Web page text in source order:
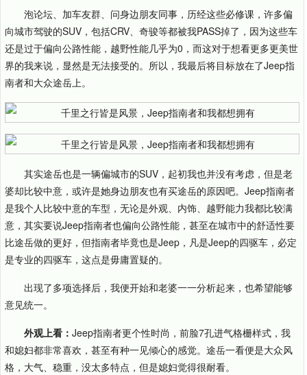
泡论坛、加车友群、问身边朋友同事，历经这些必修课，许多偏
向城市驾驶的SUV，包括CRV、奇骏等都被我PASS掉了，因为这些车
还是过于偏向公路性能，越野性能几乎为0，而这对于想看更多更美世
界的我来说，显然是无法接受的。所以，我最后将目标放在了Jeep指
南者和大众途岳上。
其实途岳也是一辆偏城市的SUV，起初我也并没有考虑，但是老
婆却比较中意，或许是她身边朋友也有买途岳的原因吧。Jeep指南者
是我个人比较中意的车型，无论是外观、内饰、越野能力我都比较满
意，其实要说Jeep指南者也偏向公路性能，甚至在城市中的舒适性要
比途岳做的更好，但指南者毕竟也是Jeep，凡是Jeep的四驱车，必定
是专业的四驱车，这点是毋庸置疑的。
出现了多项选择后，我便开始和老婆一一分析起来，也希望能够
意见统一。
外观上看： Jeep指南者更个性时尚，前脸7孔进气格栅样式，我
和媳妇都非常喜欢，甚至有种一见倾心的感觉。途岳一看便是大众风
格，大气、稳重，没太多特点，但是媳妇觉得很耐看。